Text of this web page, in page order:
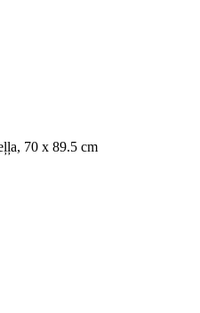
70 x 89.5 cm